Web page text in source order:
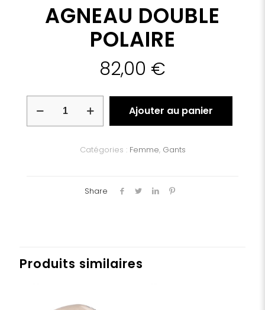
AGNEAU DOUBLE
POLAIRE
82,00 €
Ajouter au panier
Catégories : Femme, Gants
Share
Produits similaires